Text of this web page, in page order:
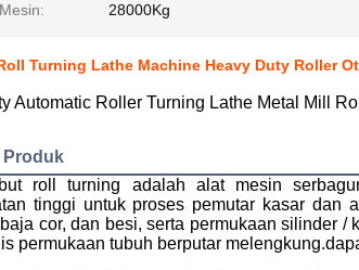
28000Kg
Turning Lathe Machine Heavy Duty Roller
Automatic Roller Turning Lathe Metal Mill
Produk
roll turning adalah alat mesin
tinggi untuk proses pemutar kasar dan
cor, dan besi, serta permukaan silinder
permukaan tubuh berputar